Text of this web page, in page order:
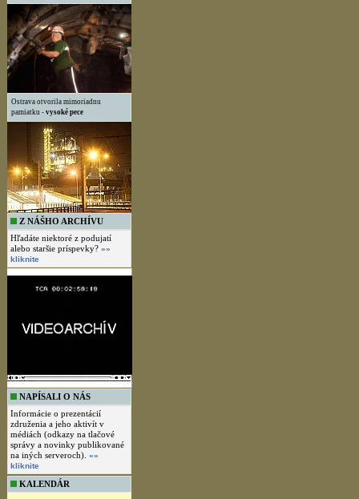
Ostrava otvorila mimoriadnu
pamiatku - vysoké pece
Z NÁŠHO ARCHÍVU
Hľadáte niektoré z podujatí
alebo staršie príspevky? »»
kliknite
NAPÍSALI O NÁS
Informácie o prezentácií
združenia a jeho aktivít v
médiách (odkazy na tlačové
správy a novinky publikované
na iných serveroch). »»
kliknite
KALENDÁR